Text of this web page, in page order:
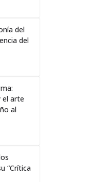
del
del
el arte
al
“Crítica